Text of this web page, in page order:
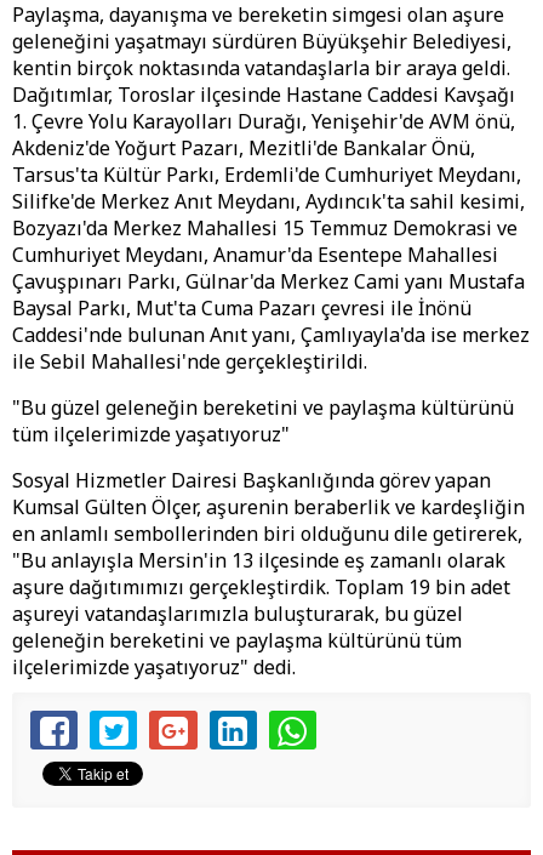
Paylaşma, dayanışma ve bereketin simgesi olan aşure
geleneğini yaşatmayı sürdüren Büyükşehir Belediyesi,
kentin birçok noktasında vatandaşlarla bir araya geldi.
Dağıtımlar, Toroslar ilçesinde Hastane Caddesi Kavşağı
1. Çevre Yolu Karayolları Durağı, Yenişehir'de AVM önü,
Akdeniz'de Yoğurt Pazarı, Mezitli'de Bankalar Önü,
Tarsus'ta Kültür Parkı, Erdemli'de Cumhuriyet Meydanı,
Silifke'de Merkez Anıt Meydanı, Aydıncık'ta sahil kesimi,
Bozyazı'da Merkez Mahallesi 15 Temmuz Demokrasi ve
Cumhuriyet Meydanı, Anamur'da Esentepe Mahallesi
Çavuşpınarı Parkı, Gülnar'da Merkez Cami yanı Mustafa
Baysal Parkı, Mut'ta Cuma Pazarı çevresi ile İnönü
Caddesi'nde bulunan Anıt yanı, Çamlıyayla'da ise merkez
ile Sebil Mahallesi'nde gerçekleştirildi.
"Bu güzel geleneğin bereketini ve paylaşma kültürünü
tüm ilçelerimizde yaşatıyoruz"
Sosyal Hizmetler Dairesi Başkanlığında görev yapan
Kumsal Gülten Ölçer, aşurenin beraberlik ve kardeşliğin
en anlamlı sembollerinden biri olduğunu dile getirerek,
"Bu anlayışla Mersin'in 13 ilçesinde eş zamanlı olarak
aşure dağıtımımızı gerçekleştirdik. Toplam 19 bin adet
aşureyi vatandaşlarımızla buluşturarak, bu güzel
geleneğin bereketini ve paylaşma kültürünü tüm
ilçelerimizde yaşatıyoruz" dedi.